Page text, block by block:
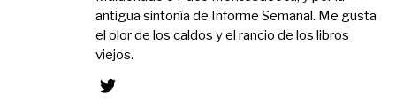
antigua sintonía de Informe Semanal. Me gusta
el olor de los caldos y el rancio de los libros
viejos.